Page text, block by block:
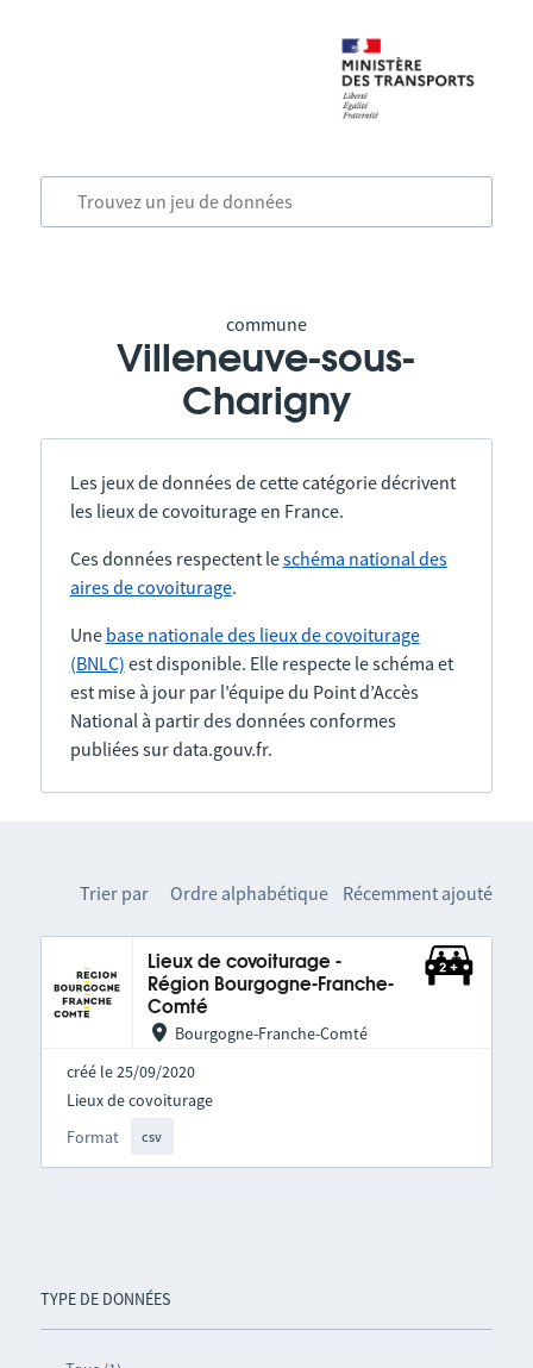
commune
Villeneuve-sous-
Charigny
Les jeux de données de cette catégorie décrivent
les lieux de covoiturage en France.
Ces données respectent leschéma national des
aires de covoiturage.
Une base nationale des lieux de covoiturage
(BNLC) est disponible. Elle respecte le schéma et
est mise à jour par l’équipe du Point d’Accès
National à partir des données conformes
publiées sur data.gouv.fr.
TYPE DE DONNÉES
Trier par Ordre alphabétique Récemment ajouté
Lieux de covoiturage -
Région Bourgogne-Franche-
Comté
Bourgogne-Franche-Comté
créé le 25/09/2020
Format csv
Lieux de covoiturage